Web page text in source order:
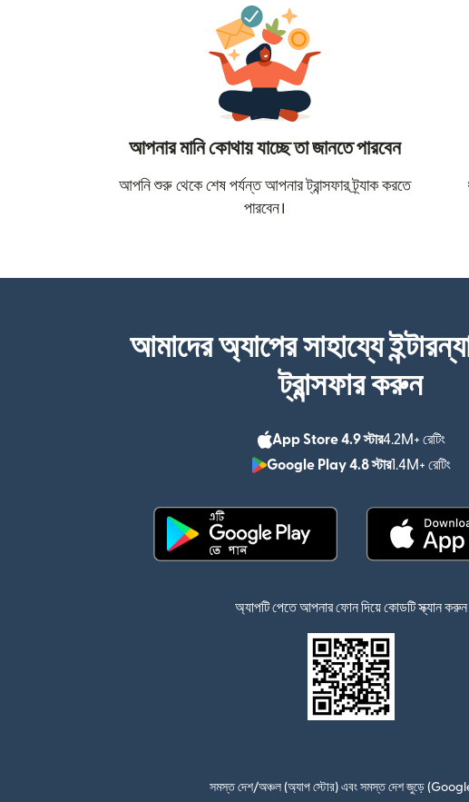
আপনার মানি কোথায় যাচ্ছে তা জানতে পারবেন
আপনি শুরু থেকে শেষ পর্যন্ত আপনার ট্রান্সফার ট্র্যাক করতে
পারবেন।
আমাদের অ্যাপের সাহায্যে
ট্রান্সফার করুন
App Store 4.9 স্টার4.2M+ রেটিং
Google Play 4.8 স্টার1.4M+ রেটিং
অ্যাপটি পেতে আপনার ফোন দিয়ে কোডটি স্ক্যান করুন
সমস্ত দেশ/অঞ্চল (অ্যাপ স্টোর) এবং সমস্ত দেশ জুড়ে (Google